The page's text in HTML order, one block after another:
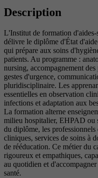
Description
L'Institut de formation
délivre le diplôme d'État
qui prépare aux soins
patients. Au programme :
nursing, accompagnement
gestes d'urgence,
pluridisciplinaire. Les
essentielles en observation
infections et adaptation aux
La formation alterne
milieu hospitalier, EHPAD ou
du diplôme, les
cliniques, services de soins à
de rééducation. Ce métier du
rigoureux et empathiques,
au quotidien et
santé.